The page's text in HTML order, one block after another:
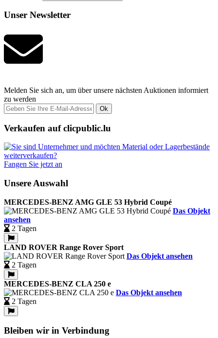
Unser Newsletter
Melden Sie sich an, um über unsere nächsten Auktionen informiert
zu werden
Ok
Verkaufen auf clicpublic.lu
Fangen Sie jetzt an
Unsere Auswahl
MERCEDES-BENZ AMG GLE 53 Hybrid Coupé
Das Objekt
ansehen
2 Tagen
LAND ROVER Range Rover Sport
Das Objekt ansehen
2 Tagen
MERCEDES-BENZ CLA 250 e
Das Objekt ansehen
2 Tagen
Bleiben wir in Verbindung